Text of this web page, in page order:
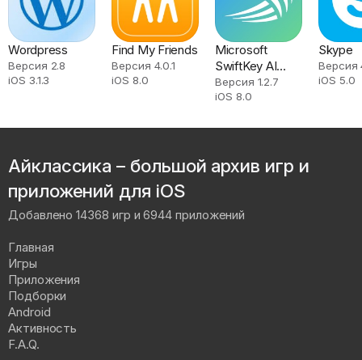
Wordpress
Версия 2.8
iOS 3.1.3
Find My Friends
Версия 4.0.1
iOS 8.0
Microsoft
SwiftKey AI
Keyboard
Версия 1.2.7
iOS 8.0
Skype
Версия
iOS 5.0
Айклассика – большой архив игр и
приложений для iOS
Добавлено 14368 игр и 6944 приложений
Главная
Игры
Приложения
Подборки
Android
Активность
F.A.Q.